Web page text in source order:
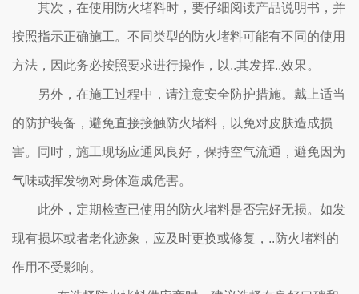
其次，在使用防火堵料时，要仔细阅读产品说明书，并
按照指示正确施工。不同类型的防火堵料可能有不同的使用
方法，因此务必按照要求进行操作，以..其发挥..效果。
另外，在施工过程中，请注意安全防护措施。戴上适当
的防护装备，避免直接接触防火堵料，以免对皮肤造成损
害。同时，施工现场应通风良好，保持空气流通，避免因为
气味或挥发物对身体造成危害。
此外，定期检查已使用的防火堵料是否完好无损。如发
现有损坏或者老化迹象，应及时更换或修复，..防火堵料的
作用不受影响。